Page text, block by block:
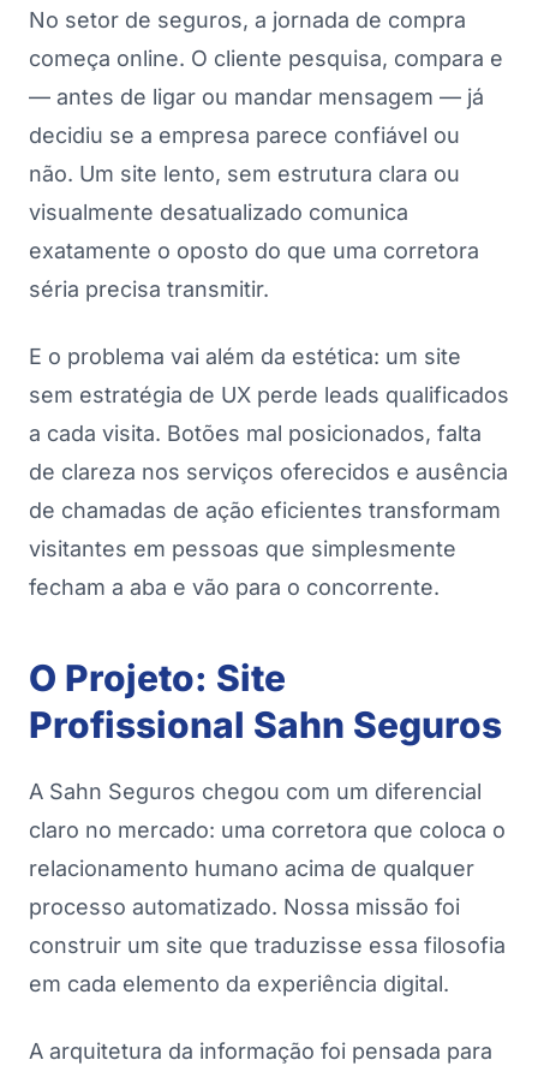
TOQUE NA IMAGEM PARA ROLAR
No setor de seguros, a jornada de compra
começa online. O cliente pesquisa, compara e
— antes de ligar ou mandar mensagem — já
decidiu se a empresa parece confiável ou
não. Um site lento, sem estrutura clara ou
visualmente desatualizado comunica
exatamente o oposto do que uma corretora
séria precisa transmitir.
E o problema vai além da estética: um site
sem estratégia de UX perde leads qualificados
a cada visita. Botões mal posicionados, falta
de clareza nos serviços oferecidos e ausência
de chamadas de ação eficientes transformam
visitantes em pessoas que simplesmente
fecham a aba e vão para o concorrente.
O Projeto: Site
Profissional Sahn Seguros
A Sahn Seguros chegou com um diferencial
claro no mercado: uma corretora que coloca o
relacionamento humano acima de qualquer
processo automatizado. Nossa missão foi
construir um site que traduzisse essa filosofia
em cada elemento da experiência digital.
A arquitetura da informação foi pensada para